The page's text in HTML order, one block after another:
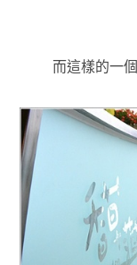
而這樣的一